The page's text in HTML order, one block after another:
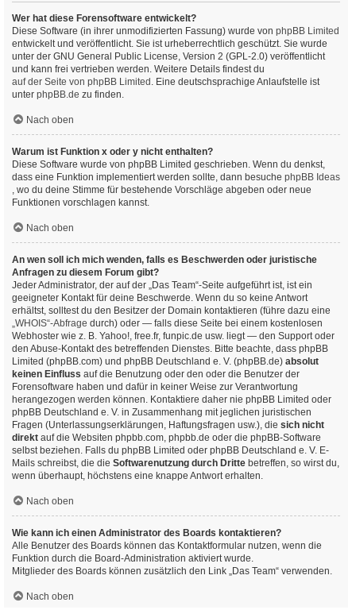
Wer hat diese Forensoftware entwickelt?
Diese Software (in ihrer unmodifizierten Fassung) wurde von phpBB Limited
entwickelt und veröffentlicht. Sie ist urheberrechtlich geschützt. Sie wurde
unter der GNU General Public License, Version 2 (GPL-2.0) veröffentlicht
und kann frei vertrieben werden. Weitere Details findest du
auf der Seite von phpBB Limited . Eine deutschsprachige Anlaufstelle ist
unter phpBB.de zu finden.
Nach oben
Warum ist Funktion x oder y nicht enthalten?
Diese Software wurde von phpBB Limited geschrieben. Wenn du denkst,
dass eine Funktion implementiert werden sollte, dann besuche phpBB Ideas
, wo du deine Stimme für bestehende Vorschläge abgeben oder neue
Funktionen vorschlagen kannst.
Nach oben
An wen soll ich mich wenden, falls es Beschwerden oder juristische
Anfragen zu diesem Forum gibt?
Jeder Administrator, der auf der „Das Team“-Seite aufgeführt ist, ist ein
geeigneter Kontakt für deine Beschwerde. Wenn du so keine Antwort
erhältst, solltest du den Besitzer der Domain kontaktieren (führe dazu eine
„WHOIS“-Abfrage durch) oder — falls diese Seite bei einem kostenlosen
Webhoster wie z. B. Yahoo!, free.fr, funpic.de usw. liegt — den Support oder
den Abuse-Kontakt des betreffenden Dienstes. Bitte beachte, dass phpBB
Limited (phpBB.com) und phpBB Deutschland e. V. (phpBB.de) absolut
keinen Einfluss auf die Benutzung oder den oder die Benutzer der
Forensoftware haben und dafür in keiner Weise zur Verantwortung
herangezogen werden können. Kontaktiere daher nie phpBB Limited oder
phpBB Deutschland e. V. in Zusammenhang mit jeglichen juristischen
Fragen (Unterlassungserklärungen, Haftungsfragen usw.), die sich nicht
direkt auf die Websiten phpbb.com, phpbb.de oder die phpBB-Software
selbst beziehen. Falls du phpBB Limited oder phpBB Deutschland e. V. E-
Mails schreibst, die die Softwarenutzung durch Dritte betreffen, so wirst du,
wenn überhaupt, höchstens eine knappe Antwort erhalten.
Nach oben
Wie kann ich einen Administrator des Boards kontaktieren?
Alle Benutzer des Boards können das Kontaktformular nutzen, wenn die
Funktion durch die Board-Administration aktiviert wurde.
Mitglieder des Boards können zusätzlich den Link „Das Team“ verwenden.
Nach oben